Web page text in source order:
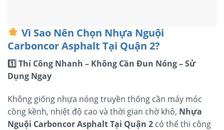
Vì Sao Nên Chọn Nhựa Nguội
Carboncor Asphalt Tại Quận 2?
1️Thi Công Nhanh – Không Cần Đun Nóng – Sử
Dụng Ngay
Không giống nhựa nóng truyền thống cần máy móc
cồng kềnh, nhiệt độ cao và thời gian chờ khô, Nhựa
Nguội Carboncor Asphalt Tại Quận 2 có thể thi công